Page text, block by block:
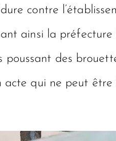
contre
ainsi la
des
acte qui ne peut être